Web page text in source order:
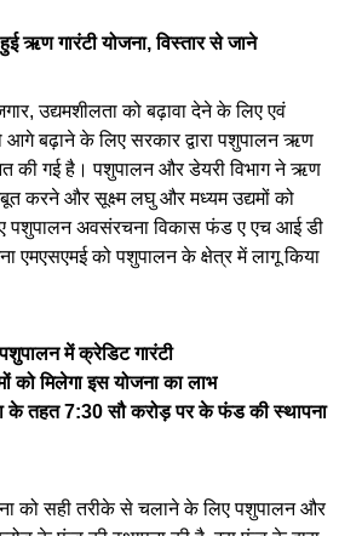
ऋण गारंटी योजना, विस्तार से जाने
उद्यमशीलता को बढ़ावा देने के लिए एवं
आगे बढ़ाने के लिए सरकार द्वारा पशुपालन ऋण
की गई है। पशुपालन और डेयरी विभाग ने ऋण
करने और सूक्ष्म लघु और मध्यम उद्यमों को
पशुपालन अवसंरचना विकास फंड ए एच आई डी
एमएसएमई को पशुपालन के क्षेत्र में लागू किया
में क्रेडिट गारंटी
को मिलेगा इस योजना का लाभ
के तहत 7:30 सौ करोड़ पर के फंड की स्थापना
को सही तरीके से चलाने के लिए पशुपालन और